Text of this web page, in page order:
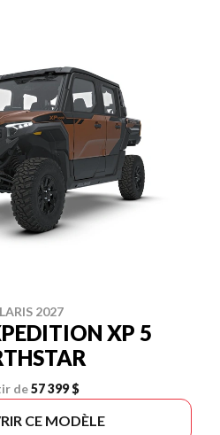
2027
XP 5
de57 399 $
CE MODÈLE